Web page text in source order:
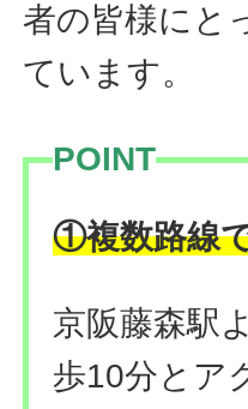
者の皆様にと
ています。
POINT
①複数路線
京阪藤森駅
歩10分とア